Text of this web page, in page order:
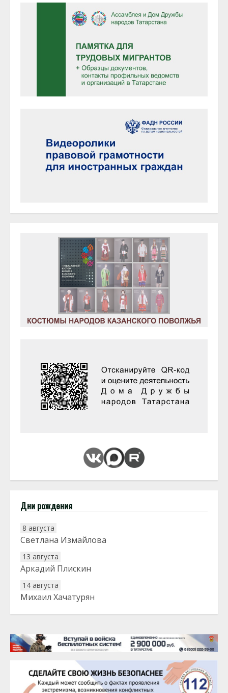
Дни рождения
8 августа
Светлана Измайлова
13 августа
Аркадий Плискин
14 августа
Михаил Хачатурян
20 августа
22 августа
Евгений Ефимов
25 августа
Сэсэгма Бубеева